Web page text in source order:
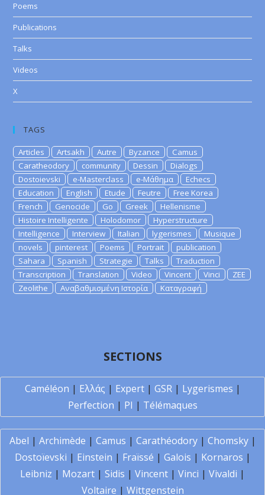
Poems
Publications
Talks
Videos
X
TAGS
Articles Artsakh Autre Byzance
Camus
Caratheodory
community Dessin
Dialogs
Dostoievski
e-Masterclass e-Μάθημα
Echecs
Education
English Etude Feutre
Free Korea
French
Genocide Go Greek
Hellenisme
Histoire Intelligente
Holodomor
Hyperstructure
Intelligence
Interview Italian lygerismes
Musique
novels
pinterest Poems Portrait
publication
Sahara
Spanish Strategie Talks
Traduction
Transcription
Translation Video Vincent Vinci
ZEE
Zeolithe
Αναβαθμισμένη Ιστορία Καταγραφή
SECTIONS
Caméléon | Ελλάς | Expert| GSR| Lygerismes |
Perfection | PI | Télémaques
Abel | Archimède | Camus | Carathéodory| Chomsky|
Dostoïevski | Einstein | Fraïssé | Galois | Kornaros |
Leibniz | Mozart | Sidis | Vincent | Vinci | Vivaldi |
Voltaire | Wittgenstein